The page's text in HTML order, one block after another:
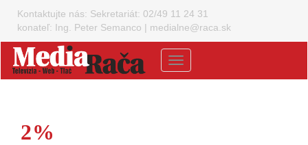
Kontaktujte nás: Sekretariát: 02/49 11 24 31
konateľ: Ing. Peter Semanco | medialne@raca.sk
Menu
2%